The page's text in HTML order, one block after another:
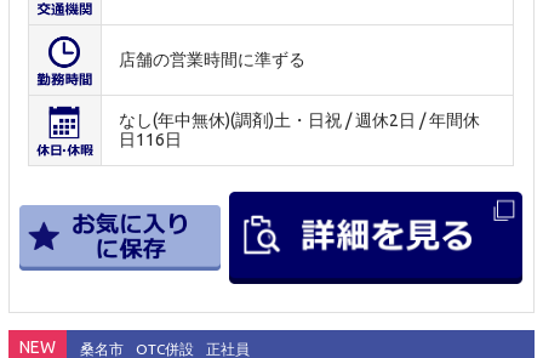
店舗の営業時間に準ずる
なし(年中無休)(調剤)土・日祝 / 週休2日 / 年間休
日116日
NEW 桑名市 OTC併設 正社員